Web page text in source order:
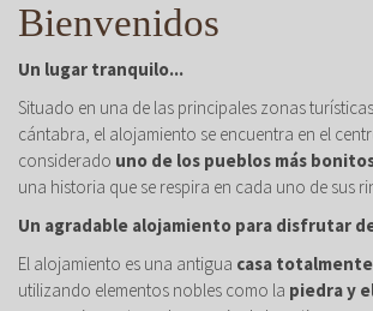
Bienvenidos
Un lugar tranquilo...
Situado en una de las principales zonas
cántabra, el alojamiento se encuentra en el
considerado uno de los pueblos más
una historia que se respira en cada uno de sus
Un agradable alojamiento para disfrutar
El alojamiento es una antigua casa
utilizando elementos nobles como la piedra y